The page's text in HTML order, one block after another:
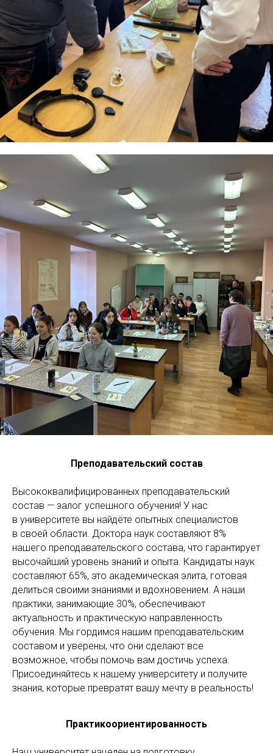
Преподавательский состав
Высококвалифицированных преподавательский
состав — залог успешного обучения! У нас
в университете вы найдёте опытных специалистов
в своей области. Доктора наук составляют 8%
нашего преподавательского состава, что гарантирует
высочайший уровень знаний и опыта. Кандидаты наук
составляют 65%, это академическая элита, готовая
делиться своими знаниями и вдохновением. А наши
практики, занимающие 30%, обеспечивают
актуальность и практическую направленность
обучения. Мы гордимся нашим преподавательским
составом и уверены, что они сделают все
возможное, чтобы помочь вам достичь успеха.
Присоединяйтесь к нашему университету и получите
знания, которые превратят вашу мечту в реальность!
Практикоориентированность